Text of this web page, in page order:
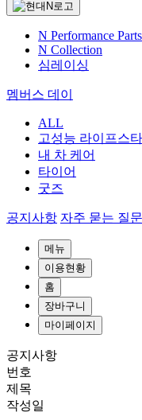
N Performance Parts
N Collection
심레이싱
멤버스 데이
ALL
고성능 라이프스
내 차 케어
타이어
굿즈
공지사항 자주 묻는 질문
메뉴
이용현황
홈
장바구니
마이페이지
공지사항
번호
제목
작성일